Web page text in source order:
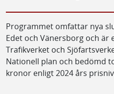
Programmet omfattar nya
Edet och Vänersborg och är
Trafikverket och
Nationell plan och bedömd
kronor enligt 2024 års